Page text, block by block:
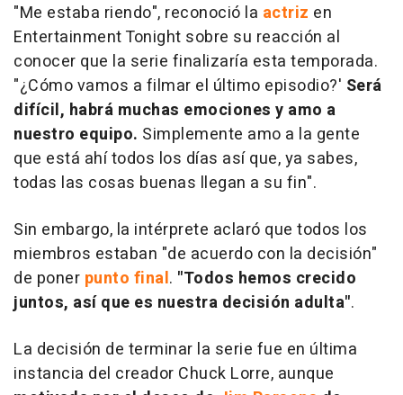
"Me estaba riendo", reconoció la actriz en
Entertainment Tonight sobre su reacción al
conocer que la serie finalizaría esta temporada.
"¿Cómo vamos a filmar el último episodio?' Será
difícil, habrá muchas emociones y amo a
nuestro equipo. Simplemente amo a la gente
que está ahí todos los días así que, ya sabes,
todas las cosas buenas llegan a su fin".
Sin embargo, la intérprete aclaró que todos los
miembros estaban "de acuerdo con la decisión"
de poner punto final. "Todos hemos crecido
juntos, así que es nuestra decisión adulta".
La decisión de terminar la serie fue en última
instancia del creador Chuck Lorre, aunque